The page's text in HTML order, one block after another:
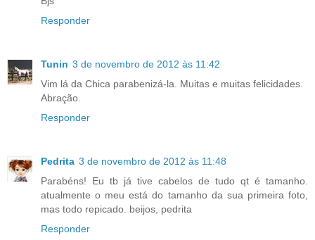
Responder
Tunin 3 de novembro de 2012 às 11:42
Vim lá da Chica parabenizá-la. Muitas e muitas felicidades.
Abração.
Responder
Pedrita 3 de novembro de 2012 às 11:48
Parabéns! Eu tb já tive cabelos de tudo qt é tamanho.
atualmente o meu está do tamanho da sua primeira foto,
mas todo repicado. beijos, pedrita
Responder